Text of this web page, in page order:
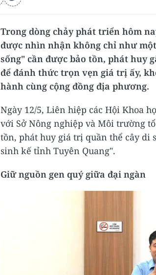
Trong dòng chảy phát triển hôm
được nhìn nhận không chỉ như
sống" cần được bảo tồn, phát huy
để đánh thức trọn vẹn giá trị ấy,
hành cùng cộng đồng địa phương.
Ngày 12/5, Liên hiệp các Hội Khoa
với Sở Nông nghiệp và Môi trường
tồn, phát huy giá trị quần thể cây di
sinh kế tỉnh Tuyên Quang".
Giữ nguồn gen quý giữa đại ngàn